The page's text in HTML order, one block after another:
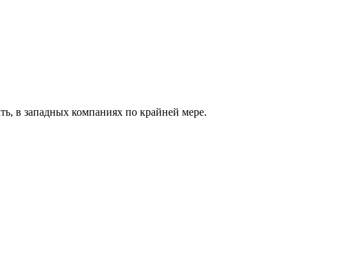
в западных компаниях по крайней мере.